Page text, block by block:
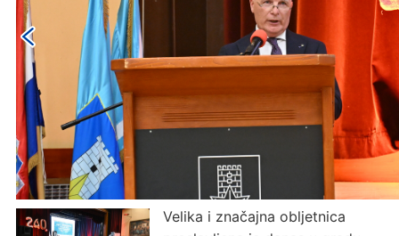
Velika i značajna obljetnica